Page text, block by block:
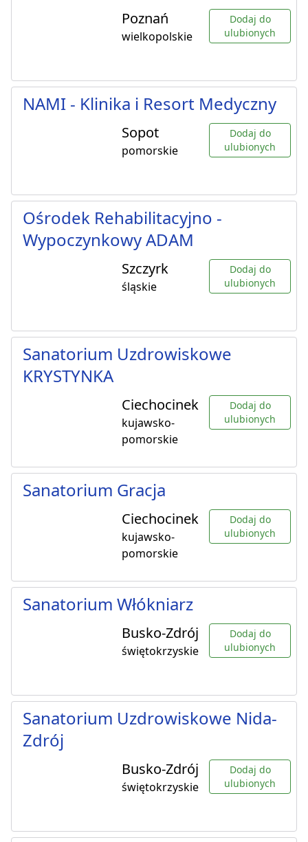
Poznań
wielkopolskie
Dodaj do
ulubionych
NAMI - Klinika i Resort Medyczny
Sopot
pomorskie
Dodaj do
ulubionych
Ośrodek Rehabilitacyjno -
Wypoczynkowy ADAM
Szczyrk
śląskie
Dodaj do
ulubionych
Sanatorium Uzdrowiskowe
KRYSTYNKA
Ciechocinek
kujawsko-
pomorskie
Dodaj do
ulubionych
Sanatorium Gracja
Ciechocinek
kujawsko-
pomorskie
Dodaj do
ulubionych
Sanatorium Włókniarz
Busko-Zdrój
świętokrzyskie
Dodaj do
ulubionych
Sanatorium Uzdrowiskowe Nida-
Zdrój
Busko-Zdrój
świętokrzyskie
Dodaj do
ulubionych